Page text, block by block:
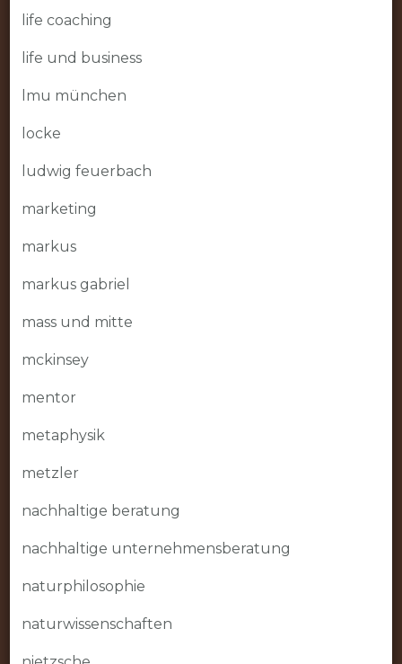
life coaching
life und business
lmu münchen
locke
ludwig feuerbach
marketing
markus
markus gabriel
mass und mitte
mckinsey
mentor
metaphysik
metzler
nachhaltige beratung
nachhaltige unternehmensberatung
naturphilosophie
naturwissenschaften